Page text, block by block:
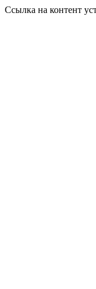
Ссылка на контент